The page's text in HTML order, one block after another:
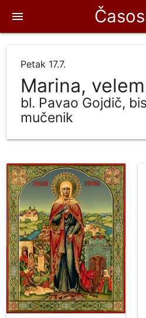
menu
Petak 17.7.
Marina,
bl. Pavao Gojdič,
mučenik